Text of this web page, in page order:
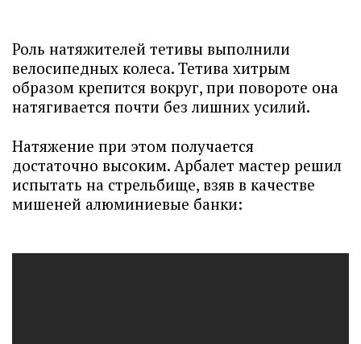
Роль натяжителей тетивы выполнили
велосипедных колеса. Тетива хитрым
образом крепится вокруг, при повороте она
натягивается почти без лишних усилий.
Натяжение при этом получается
достаточно высоким. Арбалет мастер решил
испытать на стрельбище, взяв в качестве
мишеней алюминиевые банки: